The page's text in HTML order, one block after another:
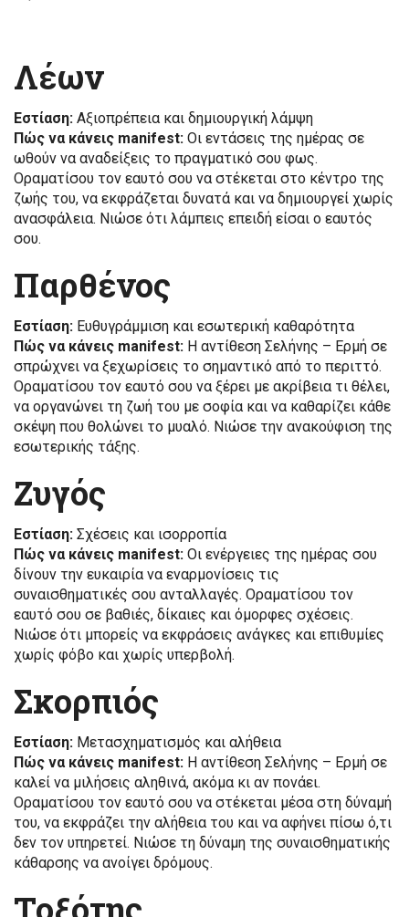
Λέων
Εστίαση: Αξιοπρέπεια και δημιουργική λάμψη
Πώς να κάνεις manifest: Οι εντάσεις της ημέρας σε
ωθούν να αναδείξεις το πραγματικό σου φως.
Οραματίσου τον εαυτό σου να στέκεται στο κέντρο της
ζωής του, να εκφράζεται δυνατά και να δημιουργεί χωρίς
ανασφάλεια. Νιώσε ότι λάμπεις επειδή είσαι ο εαυτός
σου.
Παρθένος
Εστίαση: Ευθυγράμμιση και εσωτερική καθαρότητα
Πώς να κάνεις manifest: Η αντίθεση Σελήνης – Ερμή σε
σπρώχνει να ξεχωρίσεις το σημαντικό από το περιττό.
Οραματίσου τον εαυτό σου να ξέρει με ακρίβεια τι θέλει,
να οργανώνει τη ζωή του με σοφία και να καθαρίζει κάθε
σκέψη που θολώνει το μυαλό. Νιώσε την ανακούφιση της
εσωτερικής τάξης.
Ζυγός
Εστίαση: Σχέσεις και ισορροπία
Πώς να κάνεις manifest: Οι ενέργειες της ημέρας σου
δίνουν την ευκαιρία να εναρμονίσεις τις
συναισθηματικές σου ανταλλαγές. Οραματίσου τον
εαυτό σου σε βαθιές, δίκαιες και όμορφες σχέσεις.
Νιώσε ότι μπορείς να εκφράσεις ανάγκες και επιθυμίες
χωρίς φόβο και χωρίς υπερβολή.
Σκορπιός
Εστίαση: Μετασχηματισμός και αλήθεια
Πώς να κάνεις manifest: Η αντίθεση Σελήνης – Ερμή σε
καλεί να μιλήσεις αληθινά, ακόμα κι αν πονάει.
Οραματίσου τον εαυτό σου να στέκεται μέσα στη δύναμή
του, να εκφράζει την αλήθεια του και να αφήνει πίσω ό,τι
δεν τον υπηρετεί. Νιώσε τη δύναμη της συναισθηματικής
κάθαρσης να ανοίγει δρόμους.